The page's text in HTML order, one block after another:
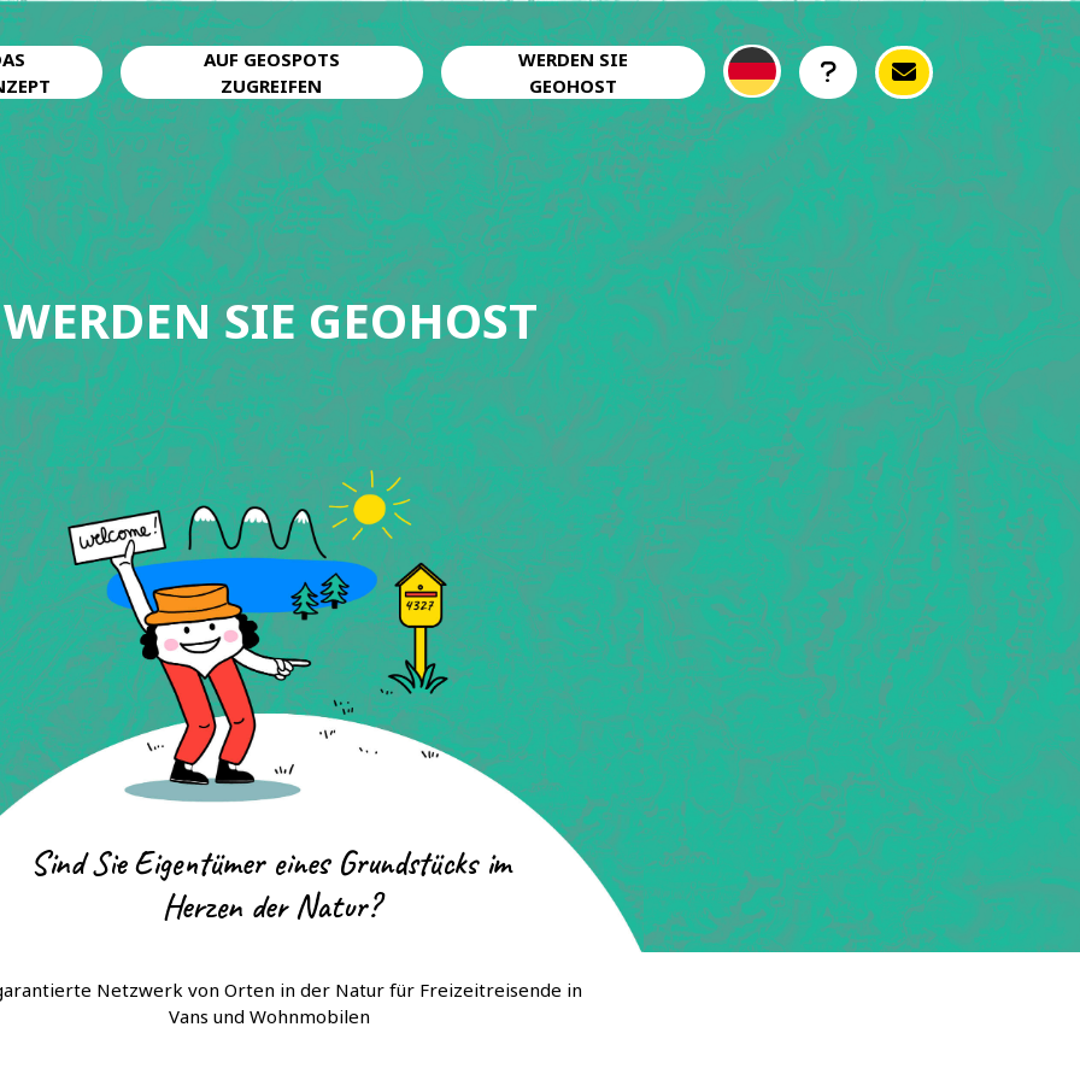
AUF GEOSPOTS
ZUGREIFEN
WERDEN SIE
GEOHOST
WERDEN SIE GEOHOST
Sind Sie Eigentümer eines Grundstücks im
Herzen der Natur?
Netzwerk von Orten in der Natur für Freizeitreisende in
Vans und Wohnmobilen